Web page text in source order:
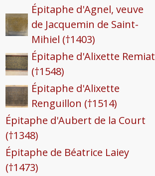
Épitaphe d'Agnel, veuve
de Jacquemin de Saint-
Mihiel (†1403)
Épitaphe d'Alixette Remiat
(†1548)
Épitaphe d'Alixette
Renguillon (†1514)
Épitaphe d'Aubert de la Court
(†1348)
Épitaphe de Béatrice Laiey
(†1473)